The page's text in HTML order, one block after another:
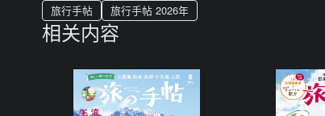
旅行手帖 旅行手帖 2026年
相关内容